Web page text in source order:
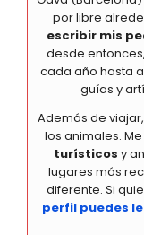
por libre
escribir mis
desde
cada año hasta
guías y
Además de
los animales.
turísticos y
lugares más
diferente. Si
perfil puedes